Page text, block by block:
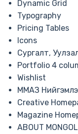
Dynamic Grid
Typography
Pricing Tables
Icons
Сургалт,
Portfolio 4
Wishlist
ММАЗ
Creative
Magazine
ABOUT